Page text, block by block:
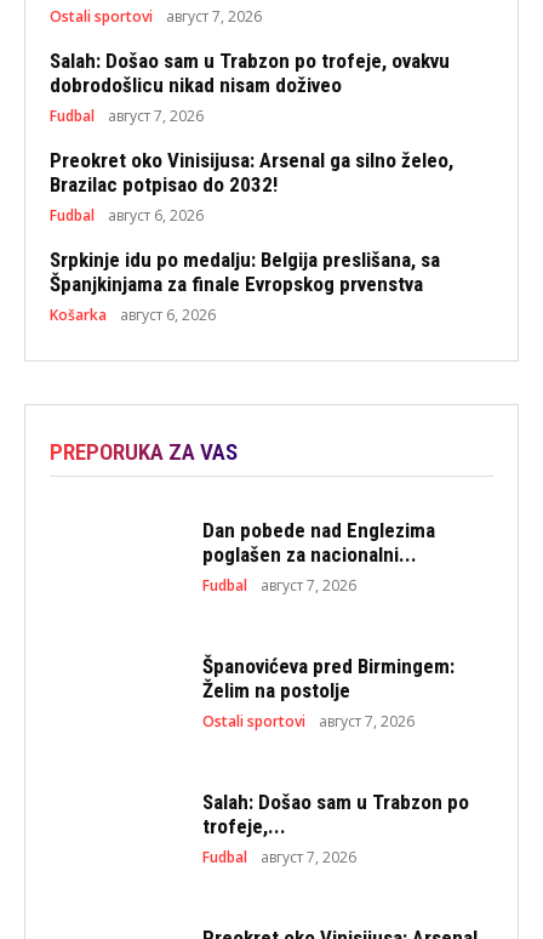
Ostali sportovi август 7, 2026
Salah: Došao sam u Trabzon po trofeje, ovakvu
dobrodošlicu nikad nisam doživeo
Fudbal август 7, 2026
Preokret oko Vinisijusa: Arsenal ga silno želeo,
Brazilac potpisao do 2032!
Fudbal август 6, 2026
Srpkinje idu po medalju: Belgija preslišana, sa
Španjkinjama za finale Evropskog prvenstva
Košarka август 6, 2026
PREPORUKA ZA VAS
Dan pobede nad Englezima
poglašen za nacionalni...
Fudbal август 7, 2026
Španovićeva pred Birmingem:
Želim na postolje
Ostali sportovi август 7, 2026
Salah: Došao sam u Trabzon po
trofeje,...
Fudbal август 7, 2026